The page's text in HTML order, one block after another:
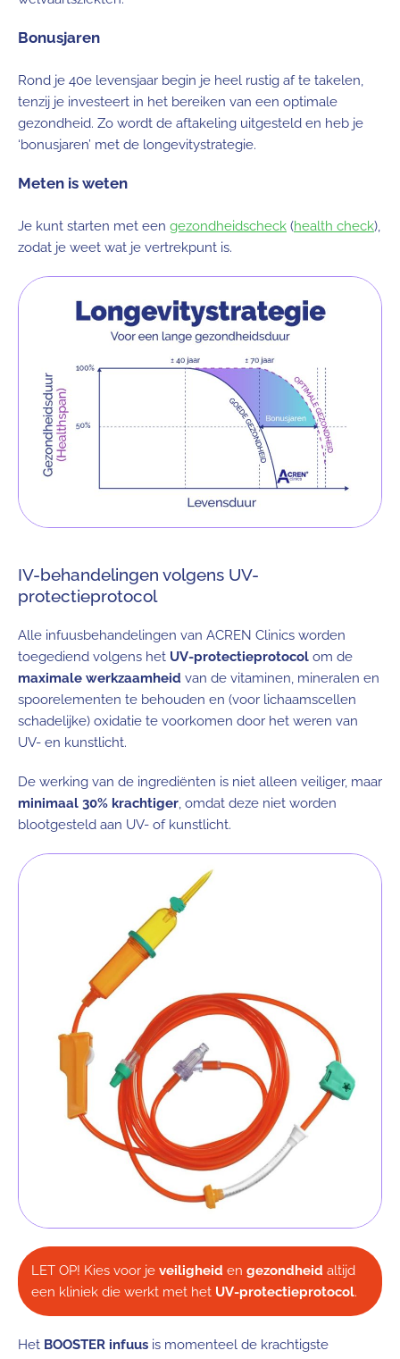
Bonusjaren
Rond je 40e levensjaar begin je heel rustig af te takelen,
tenzij je investeert in het bereiken van een optimale
gezondheid. Zo wordt de aftakeling uitgesteld en heb je
‘bonusjaren’ met de longevitystrategie.
Meten is weten
Je kunt starten met een gezondheidscheck (health check),
zodat je weet wat je vertrekpunt is.
IV-behandelingen volgens UV-
protectieprotocol
Alle infuusbehandelingen van ACREN Clinics worden
toegediend volgens het UV-protectieprotocol om de
maximale werkzaamheid van de vitaminen, mineralen en
spoorelementen te behouden en (voor lichaamscellen
schadelijke) oxidatie te voorkomen door het weren van
UV- en kunstlicht.
De werking van de ingrediënten is niet alleen veiliger, maar
minimaal 30% krachtiger , omdat deze niet worden
blootgesteld aan UV- of kunstlicht.
LET OP! Kies voor je veiligheid en gezondheid altijd
een kliniek die werkt met het UV-protectieprotocol.
Het BOOSTER infuus is momenteel de krachtigste